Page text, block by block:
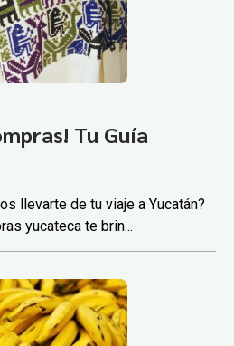
Tu Guía
llevarte de tu viaje a Yucatán?
yucateca te brin...